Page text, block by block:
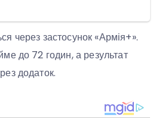
через застосунок «Армія+».
до 72 годин, а результат
додаток.